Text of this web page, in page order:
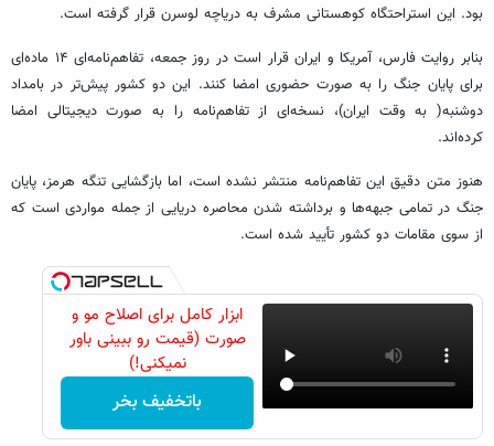
بود. این استراحتگاه کوهستانی مشرف به دریاچه لوسرن قرار گرفته است.
بنابر روایت فارس، آمریکا و ایران قرار است در روز جمعه، تفاهم‌نامه‌ای ۱۴ ماده‌ای
برای پایان جنگ را به صورت حضوری امضا کنند. این دو کشور پیش‌تر در بامداد
دوشنبه( به وقت ایران)، نسخه‌ای از تفاهم‌نامه را به صورت دیجیتالی امضا
کرده‌اند.
هنوز متن دقیق این تفاهم‌نامه منتشر نشده است، اما بازگشایی تنگه هرمز، پایان
جنگ در تمامی جبهه‌ها و برداشته شدن محاصره دریایی از جمله مواردی است که
از سوی مقامات دو کشور تأیید شده است.
ابزار کامل برای اصلاح مو و
صورت (قیمت رو ببینی باور
نمیکنی!)
باتخفیف بخر